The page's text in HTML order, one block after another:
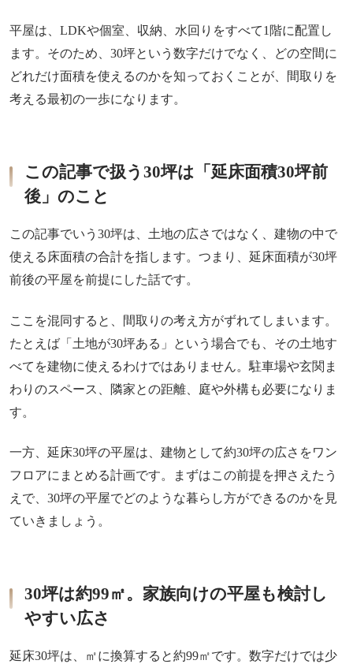
平屋は、LDKや個室、収納、水回りをすべて1階に配置し
ます。そのため、30坪という数字だけでなく、どの空間に
どれだけ面積を使えるのかを知っておくことが、間取りを
考える最初の一歩になります。
この記事で扱う30坪は「延床面積30坪前
後」のこと
この記事でいう30坪は、土地の広さではなく、建物の中で
使える床面積の合計を指します。つまり、延床面積が30坪
前後の平屋を前提にした話です。
ここを混同すると、間取りの考え方がずれてしまいます。
たとえば「土地が30坪ある」という場合でも、その土地す
べてを建物に使えるわけではありません。駐車場や玄関ま
わりのスペース、隣家との距離、庭や外構も必要になりま
す。
一方、延床30坪の平屋は、建物として約30坪の広さをワン
フロアにまとめる計画です。まずはこの前提を押さえたう
えで、30坪の平屋でどのような暮らし方ができるのかを見
ていきましょう。
30坪は約99㎡。家族向けの平屋も検討し
やすい広さ
延床30坪は、㎡に換算すると約99㎡です。数字だけでは少